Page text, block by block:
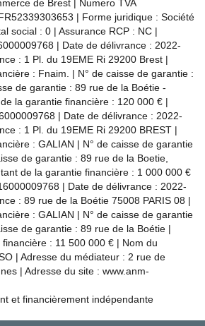
de Brest | Numero TVA
| Forme juridique : Société
social : 0 | Assurance RCP : NC |
| Date de délivrance : 2022-
: 1 Pl. du 19EME Ri 29200 Brest |
: Fnaim. | N° de caisse de garantie :
de garantie : 89 rue de la Boétie -
la garantie financière : 120 000 € |
| Date de délivrance : 2022-
: 1 Pl. du 19EME Ri 29200 BREST |
: GALIAN | N° de caisse de garantie
de garantie : 89 rue de la Boetie,
de la garantie financière : 1 000 000 €
| Date de délivrance : 2022-
: 89 rue de la Boétie 75008 PARIS 08 |
: GALIAN | N° de caisse de garantie
de garantie : 89 rue de la Boétie |
: 11 500 000 € | Nom du
| Adresse du médiateur : 2 rue de
| Adresse du site : www.anm-
et financièrement indépendante